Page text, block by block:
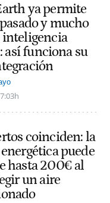
ya permite
y mucho
inteligencia
así funciona su
coinciden: la
puede
hasta 200€ al
un aire